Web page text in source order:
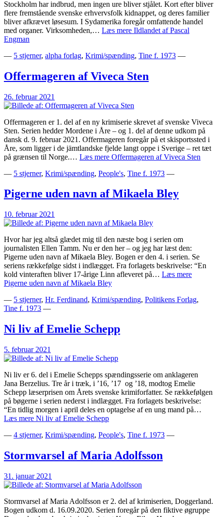
Stockholm har indbrud, men ingen ure bliver stjålet. Kort efter bliver
flere fremstående svenske erhvervsfolk kidnappet, og deres familier
bliver afkrævet løsesum. I Sydamerika foregår omfattende handel
med organer. Virksomheden,… Læs mere Ildlandet af Pascal
Engman
— 5 stjerner, alpha forlag, Krimi/spænding, Tine f. 1973 —
Offermageren af Viveca Sten
26. februar 2021
Offermageren er 1. del af en ny krimiserie skrevet af svenske Viveca
Sten. Serien hedder Mordene i Åre – og 1. del af denne udkom på
dansk d. 9. februar 2021. Offermageren foregår på et skisportssted i
Åre, som ligger i de jämtlandske fjelde langt oppe i Sverige – ret tæt
på grænsen til Norge.… Læs mere Offermageren af Viveca Sten
— 5 stjerner, Krimi/spænding, People's, Tine f. 1973 —
Pigerne uden navn af Mikaela Bley
10. februar 2021
Hvor har jeg altså glædet mig til den næste bog i serien om
journalisten Ellen Tamm. Nu er den her – og jeg har læst den:
Pigerne uden navn af Mikaela Bley. Bogen er den 4. i serien. Se
seriens rækkefølge sidst i indlægget. Fra forlagets beskrivelse: “En
kold vinteraften bliver 17-årige Linn afleveret på… Læs mere
Pigerne uden navn af Mikaela Bley
— 5 stjerner, Hr. Ferdinand, Krimi/spænding, Politikens Forlag,
Tine f. 1973 —
Ni liv af Emelie Schepp
5. februar 2021
Ni liv er 6. del i Emelie Schepps spændingsserie om anklageren
Jana Berzelius. Tre år i træk, i ’16, ’17 og ’18, modtog Emelie
Schepp læserprisen om Årets svenske krimiforfatter. Se rækkefølgen
på bøgerne i serien nederst i indlægget. Fra forlagets beskrivelse:
“En tidlig morgen i april deles en optagelse af en ung mand på…
Læs mere Ni liv af Emelie Schepp
— 4 stjerner, Krimi/spænding, People's, Tine f. 1973 —
Stormvarsel af Maria Adolfsson
31. januar 2021
Stormvarsel af Maria Adolfsson er 2. del af krimiserien, Doggerland.
Bogen udkom d. 16.09.2020. Serien foregår på den fiktive øgruppe